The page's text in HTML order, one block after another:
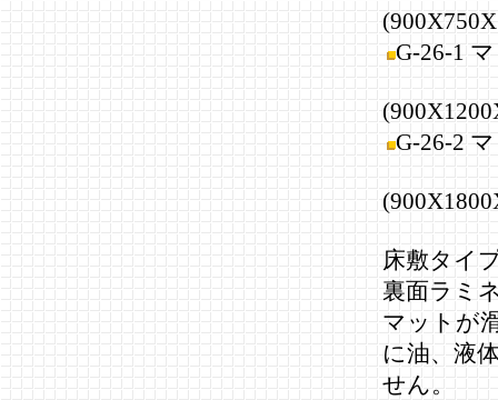
G-26-1
G-26-2
床敷タイ
裏面ラミ
マットが
に油、液
せん。